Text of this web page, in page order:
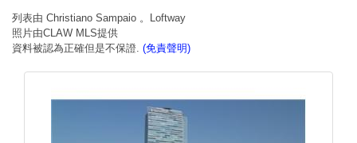
列表由 Christiano Sampaio 。Loftway
照片由CLAW MLS提供
資料被認為正確但是不保證. (免責聲明)